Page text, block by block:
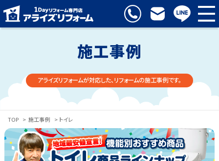
施工事例
アライズリフォームが対応した、リフォームの施工事例です。
TOP > 施工事例 > トイレ